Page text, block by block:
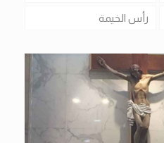
رأس الخيمة